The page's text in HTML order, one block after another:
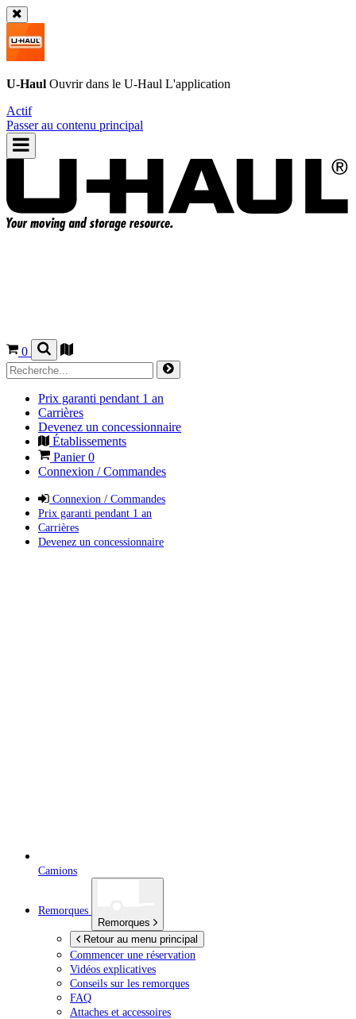
U-Haul Ouvrir dans le U-Haul L'application
Actif
Passer au contenu principal
0
Prix garanti pendant 1 an
Carrières
Devenez un concessionnaire
Établissements
Panier0
Connexion / Commandes
Connexion / Commandes
Prix garanti pendant 1 an
Carrières
Devenez un concessionnaire
Camions
Remorques
Remorques
Retour au menu principal
Commencer une réservation
Vidéos explicatives
Conseils sur les remorques
FAQ
Attaches et accessoires